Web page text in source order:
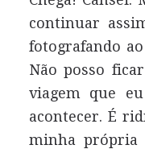
continuar
fotografando
Não posso
viagem que
acontecer. É
minha própria